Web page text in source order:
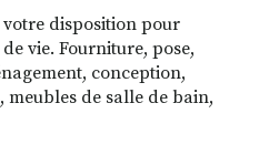
disposition pour
vie. Fourniture, pose,
conception,
meubles de salle de bain,